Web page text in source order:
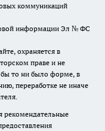
коммуникаций
информации Эл № ФС
охраняется в
праве и не
то ни было форме, в
переработке не иначе
рекомендательные